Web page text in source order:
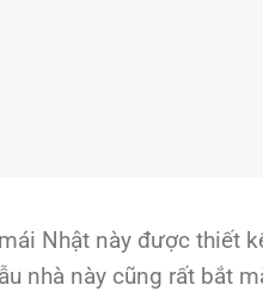
Nhật này được thiết
nhà này cũng rất bắt